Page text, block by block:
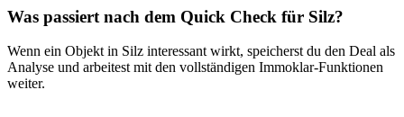
Was passiert nach dem Quick Check für Silz?
Wenn ein Objekt in Silz interessant wirkt, speicherst du den Deal als
Analyse und arbeitest mit den vollständigen Immoklar-Funktionen
weiter.